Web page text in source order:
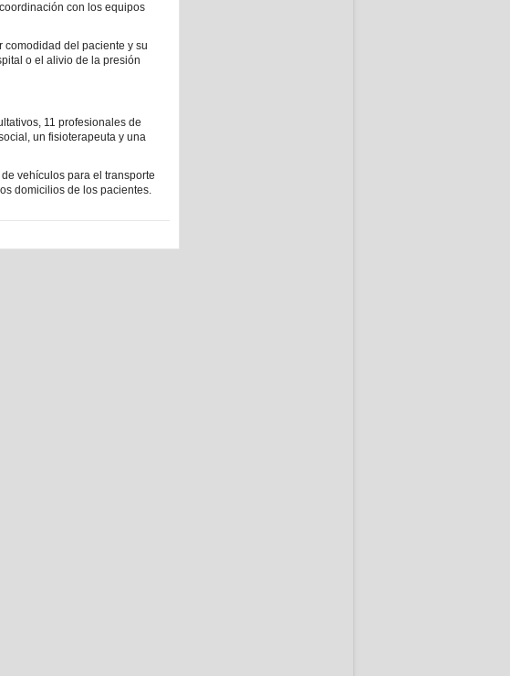
con los equipos
comodidad del paciente y su
o el alivio de la presión
11 profesionales de
un fisioterapeuta y una
vehículos para el transporte
domicilios de los pacientes.